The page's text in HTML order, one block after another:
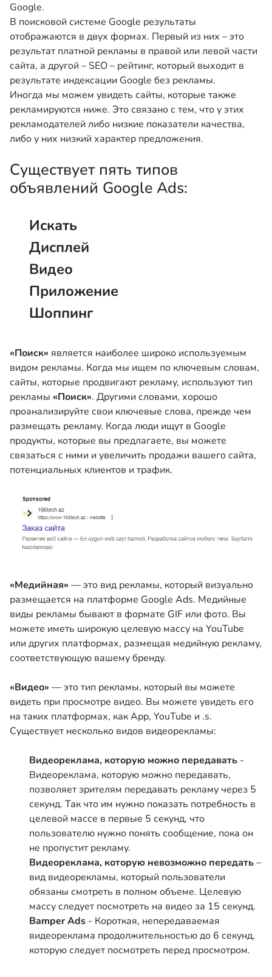
Google.
В поисковой системе Google результаты
отображаются в двух формах. Первый из них – это
результат платной рекламы в правой или левой части
сайта, а другой – SEO – рейтинг, который выходит в
результате индексации Google без рекламы.
Иногда мы можем увидеть сайты, которые также
рекламируются ниже. Это связано с тем, что у этих
рекламодателей либо низкие показатели качества,
либо у них низкий характер предложения.
Существует пять типов
объявлений Google Ads:
Искать
Дисплей
Видео
Приложение
Шоппинг
«Поиск» является наиболее широко используемым
видом рекламы. Когда мы ищем по ключевым словам,
сайты, которые продвигают рекламу, используют тип
рекламы «Поиск». Другими словами, хорошо
проанализируйте свои ключевые слова, прежде чем
размещать рекламу. Когда люди ищут в Google
продукты, которые вы предлагаете, вы можете
связаться с ними и увеличить продажи вашего сайта,
потенциальных клиентов и трафик.
«Медийная» — это вид рекламы, который визуально
размещается на платформе Google Ads. Медийные
виды рекламы бывают в формате GIF или фото. Вы
можете иметь широкую целевую массу на YouTube
или других платформах, размещая медийную рекламу,
соответствующую вашему бренду.
«Видео» — это тип рекламы, который вы можете
видеть при просмотре видео. Вы можете увидеть его
на таких платформах, как App, YouTube и .s.
Существует несколько видов видеорекламы:
Видеореклама, которую можно передавать -
Видеореклама, которую можно передавать,
позволяет зрителям передавать рекламу через 5
секунд. Так что им нужно показать потребность в
целевой массе в первые 5 секунд, что
пользователю нужно понять сообщение, пока он
не пропустит рекламу.
Видеореклама, которую невозможно передать–
вид видеорекламы, который пользователи
обязаны смотреть в полном объеме. Целевую
массу следует посмотреть на видео за 15 секунд.
Bamper Ads - Короткая, непередаваемая
видеореклама продолжительностью до 6 секунд,
которую следует посмотреть перед просмотром.